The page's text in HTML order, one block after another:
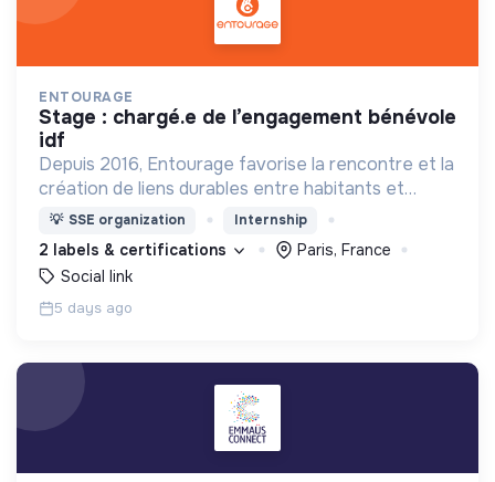
ENTOURAGE
stage : chargé.e de l’engagement bénévole
idf
Depuis 2016, Entourage favorise la rencontre et la
création de liens durables entre habitants et
personnes en précarité.
💡 SSE organization Internship
2 labels & certifications
Paris, France
Social link
5 days ago